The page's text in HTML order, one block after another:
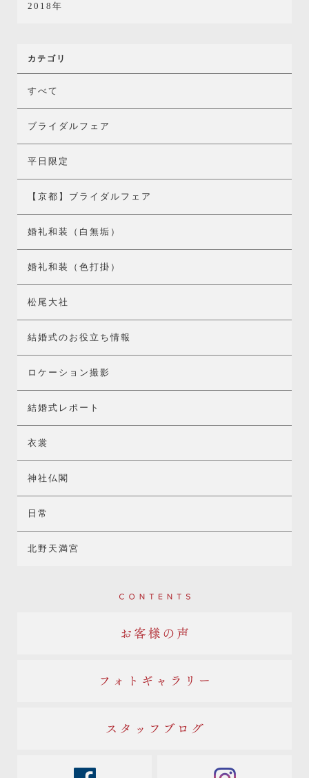
2018年
カテゴリ
すべて
ブライダルフェア
平日限定
【京都】ブライダルフェア
婚礼和装（白無垢）
婚礼和装（色打掛）
松尾大社
結婚式のお役立ち情報
ロケーション撮影
結婚式レポート
衣裳
神社仏閣
日常
北野天満宮
Contents
お客様の声
フォトギャラリー
スタッフブログ
instagram